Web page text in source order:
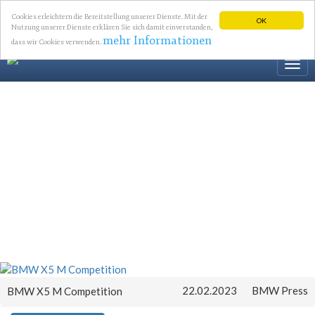
OK
Cookies erleichtern die Bereitstellung unserer Dienste. Mit der
Nutzung unserer Dienste erklären Sie sich damit einverstanden,
dass wir Cookies verwenden.mehr Informationen
BMW X5 M Competition 22.02.2023 BMW Press